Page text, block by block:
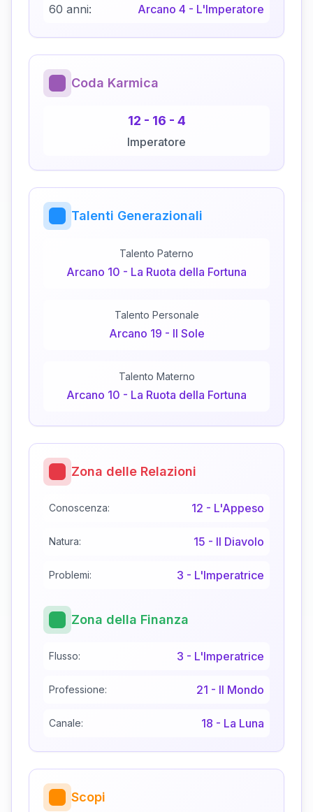
60 anni: Arcano 4 - L'Imperatore
Coda Karmica
12 - 16 - 4
Imperatore
Talenti Generazionali
Talento Paterno
Arcano 10 - La Ruota della Fortuna
Talento Personale
Arcano 19 - Il Sole
Talento Materno
Arcano 10 - La Ruota della Fortuna
Zona delle Relazioni
Conoscenza: 12 - L'Appeso
Natura: 15 - Il Diavolo
Problemi: 3 - L'Imperatrice
Zona della Finanza
Flusso: 3 - L'Imperatrice
Professione: 21 - Il Mondo
Canale: 18 - La Luna
Scopi